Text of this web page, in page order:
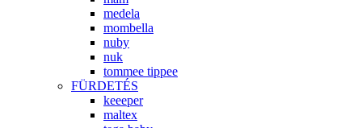
medela
mombella
nuby
nuk
tommee tippee
FÜRDETÉS
keeeper
maltex